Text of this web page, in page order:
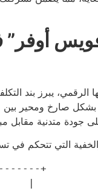
فويس
الرقمي، يبرز بند
بشكل صارخ ومحير
جودة متدنية مقابل
التي تتحكم في
+